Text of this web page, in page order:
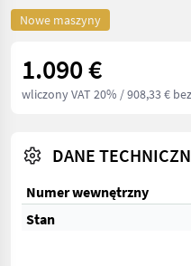
Nowe maszyny
1.090 €
wliczony VAT 20% / 908,33 €
DANE
Numer wewnętrzny
Stan